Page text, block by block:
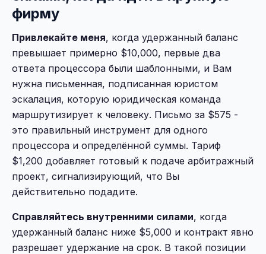
фирму
Привлекайте меня, когда удержанный баланс
превышает примерно $10,000, первые два
ответа процессора были шаблонными, и Вам
нужна письменная, подписанная юристом
эскалация, которую юридическая команда
маршрутизирует к человеку. Письмо за $575 -
это правильный инструмент для одного
процессора и определённой суммы. Тариф
$1,200 добавляет готовый к подаче арбитражный
проект, сигнализирующий, что Вы
действительно подадите.
Справляйтесь внутренними силами, когда
удержанный баланс ниже $5,000 и контракт явно
разрешает удержание на срок. В такой позиции